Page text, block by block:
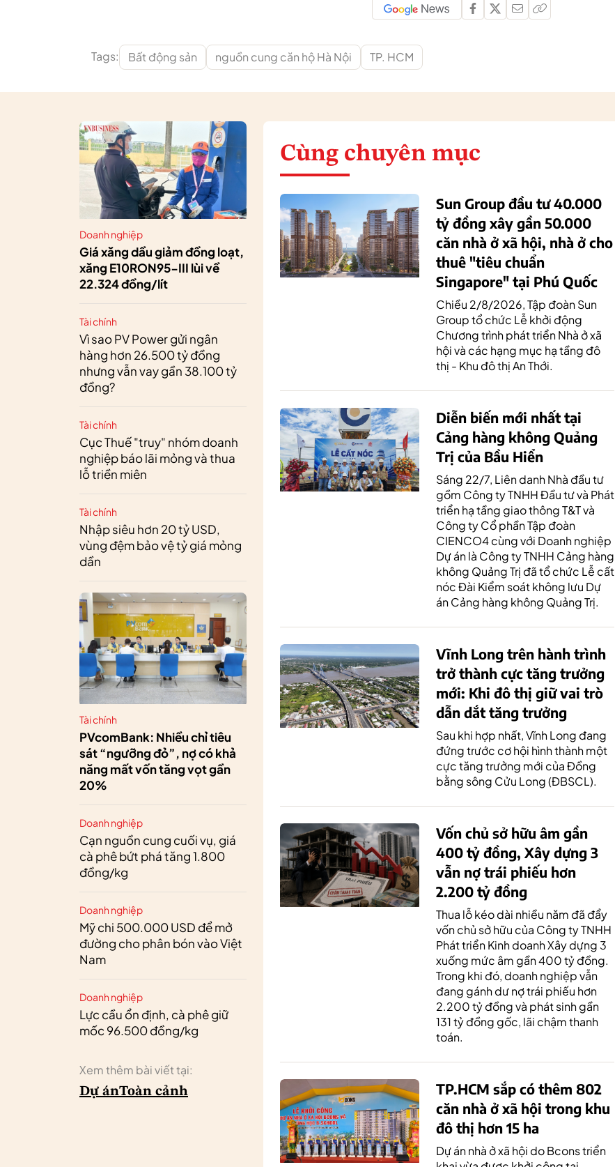
Tags: Bất động sản nguồn cung căn hộ Hà Nội TP. HCM
Doanh nghiệp
Giá xăng dầu giảm đồng loạt,
xăng E10RON95-III lùi về
22.324 đồng/lít
Tài chính
Vì sao PV Power gửi ngân
hàng hơn 26.500 tỷ đồng
nhưng vẫn vay gần 38.100 tỷ
đồng?
Tài chính
Cục Thuế "truy" nhóm doanh
nghiệp báo lãi mỏng và thua
lỗ triền miên
Tài chính
Nhập siêu hơn 20 tỷ USD,
vùng đệm bảo vệ tỷ giá mỏng
dần
Tài chính
PVcomBank: Nhiều chỉ tiêu
sát “ngưỡng đỏ”, nợ có khả
năng mất vốn tăng vọt gần
20%
Doanh nghiệp
Cạn nguồn cung cuối vụ, giá
cà phê bứt phá tăng 1.800
đồng/kg
Doanh nghiệp
Mỹ chi 500.000 USD để mở
đường cho phân bón vào Việt
Nam
Doanh nghiệp
Lực cầu ổn định, cà phê giữ
mốc 96.500 đồng/kg
Xem thêm bài viết tại:
Dự ánToàn cảnh
Cùng chuyên mục
Sun Group đầu tư 40.000
tỷ đồng xây gần 50.000
căn nhà ở xã hội, nhà ở cho
thuê "tiêu chuẩn
Singapore" tại Phú Quốc
Chiều 2/8/2026, Tập đoàn Sun
Group tổ chức Lễ khởi động
Chương trình phát triển Nhà ở xã
hội và các hạng mục hạ tầng đô
thị - Khu đô thị An Thới.
Diễn biến mới nhất tại
Cảng hàng không Quảng
Trị của Bầu Hiển
Sáng 22/7, Liên danh Nhà đầu tư
gồm Công ty TNHH Đầu tư và Phát
triển hạ tầng giao thông T&T và
Công ty Cổ phần Tập đoàn
CIENCO4 cùng với Doanh nghiệp
Dự án là Công ty TNHH Cảng hàng
không Quảng Trị đã tổ chức Lễ cất
nóc Đài Kiểm soát không lưu Dự
án Cảng hàng không Quảng Trị.
Vĩnh Long trên hành trình
trở thành cực tăng trưởng
mới: Khi đô thị giữ vai trò
dẫn dắt tăng trưởng
Sau khi hợp nhất, Vĩnh Long đang
đứng trước cơ hội hình thành một
cực tăng trưởng mới của Đồng
bằng sông Cửu Long (ĐBSCL).
Vốn chủ sở hữu âm gần
400 tỷ đồng, Xây dựng 3
vẫn nợ trái phiếu hơn
2.200 tỷ đồng
Thua lỗ kéo dài nhiều năm đã đẩy
vốn chủ sở hữu của Công ty TNHH
Phát triển Kinh doanh Xây dựng 3
xuống mức âm gần 400 tỷ đồng.
Trong khi đó, doanh nghiệp vẫn
đang gánh dư nợ trái phiếu hơn
2.200 tỷ đồng và phát sinh gần
131 tỷ đồng gốc, lãi chậm thanh
toán.
TP.HCM sắp có thêm 802
căn nhà ở xã hội trong khu
đô thị hơn 15 ha
Dự án nhà ở xã hội do Bcons triển